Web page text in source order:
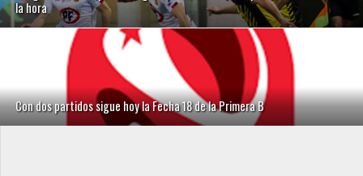
la hora
Con dos partidos sigue hoy la Fecha 18 de la Primera B